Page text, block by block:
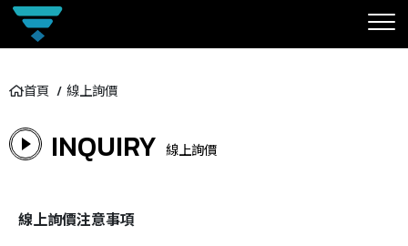
首頁 線上詢價
INQUIRY 線上詢價
線上詢價注意事項